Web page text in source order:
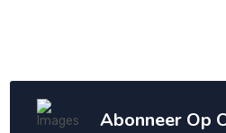
Abonneer Op